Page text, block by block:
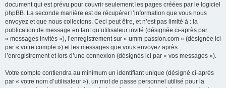
document qui est prévu pour couvrir seulement les pages créées par le logiciel
phpBB. La seconde manière est de récupérer l’information que vous nous
envoyez et que nous collectons. Ceci peut être, et n’est pas limité à : la
publication de message en tant qu’utilisateur invité (désignée ci-après par
« messages invités »), l’enregistrement sur « umm-passion.com » (désignée ici
par « votre compte ») et les messages que vous envoyez après
l’enregistrement et lors d’une connexion (désignés ici par « vos messages »).
Votre compte contiendra au minimum un identifiant unique (désigné ci-après
par « votre nom d’utilisateur »), un mot de passe personnel utilisé pour la